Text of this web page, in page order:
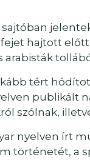
hajtott
arabisták
tért
publikált
szólnak,
nyelven írt
történetét, a